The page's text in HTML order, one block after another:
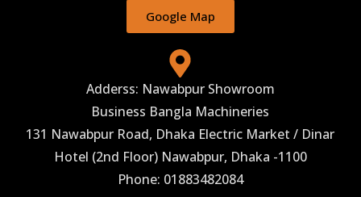
Google Map
Adderss: Nawabpur Showroom
Business Bangla Machineries
131 Nawabpur Road, Dhaka Electric Market / Dinar
Hotel (2nd Floor) Nawabpur, Dhaka -1100
Phone: 01883482084